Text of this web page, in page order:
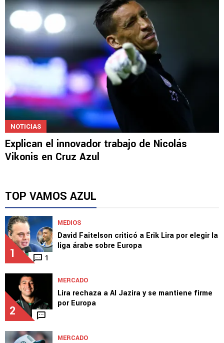
NOTICIAS
Explican el innovador trabajo de Nicolás
Vikonis en Cruz Azul
TOP VAMOS AZUL
1 1
MEDIOS
David Faitelson criticó a Erik Lira por elegir la
liga árabe sobre Europa
2
MERCADO
Lira rechaza a Al Jazira y se mantiene firme
por Europa
MERCADO